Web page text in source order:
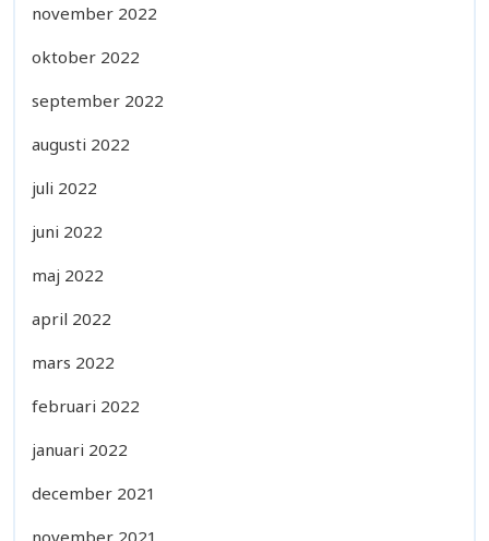
november 2022
oktober 2022
september 2022
augusti 2022
juli 2022
juni 2022
maj 2022
april 2022
mars 2022
februari 2022
januari 2022
december 2021
november 2021